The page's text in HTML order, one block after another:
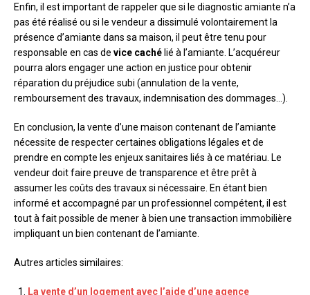
Enfin, il est important de rappeler que si le diagnostic amiante n’a
pas été réalisé ou si le vendeur a dissimulé volontairement la
présence d’amiante dans sa maison, il peut être tenu pour
responsable en cas de vice caché lié à l’amiante. L’acquéreur
pourra alors engager une action en justice pour obtenir
réparation du préjudice subi (annulation de la vente,
remboursement des travaux, indemnisation des dommages…).
En conclusion, la vente d’une maison contenant de l’amiante
nécessite de respecter certaines obligations légales et de
prendre en compte les enjeux sanitaires liés à ce matériau. Le
vendeur doit faire preuve de transparence et être prêt à
assumer les coûts des travaux si nécessaire. En étant bien
informé et accompagné par un professionnel compétent, il est
tout à fait possible de mener à bien une transaction immobilière
impliquant un bien contenant de l’amiante.
Autres articles similaires:
La vente d’un logement avec l’aide d’une agence